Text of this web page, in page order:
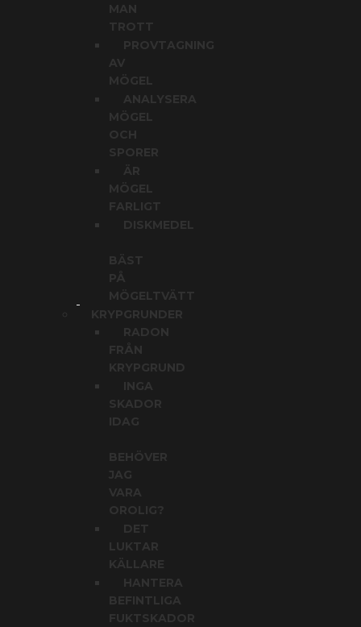
MAN
TROTT
PROVTAGNING
AV
MÖGEL
ANALYSERA
MÖGEL
OCH
SPORER
ÄR
MÖGEL
FARLIGT
DISKMEDEL
BÄST
PÅ
MÖGELTVÄTT
KRYPGRUNDER
RADON
FRÅN
KRYPGRUND
INGA
SKADOR
IDAG
BEHÖVER
JAG
VARA
OROLIG?
LUKTAR
KÄLLARE
HANTERA
BEFINTLIGA
FUKTSKADOR